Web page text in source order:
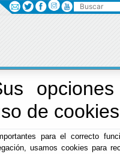
de
para el correcto
usamos cookies para
Buscar